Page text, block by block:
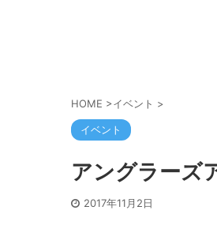
HOME >イベント >
イベント
アングラーズ
2017年11月2日